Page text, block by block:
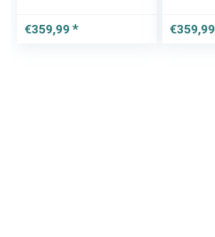
Hollandrad,
Damenfahrrad,
€359,99 €359,99